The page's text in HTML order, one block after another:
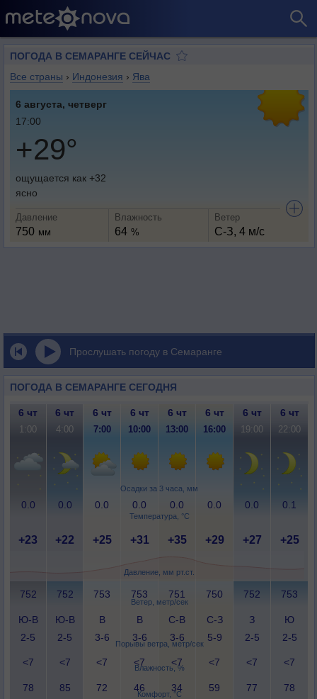
ПОГОДА В СЕМАРАНГЕ СЕЙЧАС
Все страны › Индонезия › Ява
6 августа, четверг
17:00
+29°
ощущается как +32
ясно
Давление
750 мм
Влажность
64 %
Ветер
С-З, 4 м/с
Прослушать погоду в Семаранге
ПОГОДА В СЕМАРАНГЕ СЕГОДНЯ
Осадки за 3 часа, мм
Температура, °C
Давление, мм рт.ст.
Ветер, метр/сек
Порывы ветра, метр/сек
Влажность, %
Комфорт, °C
6 чт 6 чт 6 чт 6 чт 6 чт 6 чт 6 чт 6 чт
1:00 4:00 7:00 10:00 13:00 16:00 19:00 22:00
0.0 0.0 0.0 0.0 0.0 0.0 0.0 0.1
+23 +22 +25 +31 +35 +29 +27 +25
752 752 753 753 751 750 752 753
Ю-В
2-5
Ю-В
2-5
В
3-6
В
3-6
С-В
3-6
С-З
5-9
З
2-5
Ю
2-5
<7 <7 <7 <7 <7 <7 <7 <7
78 85 72 46 34 59 77 78